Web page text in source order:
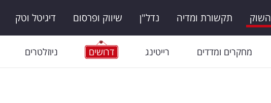
השוק תקשורת ומדיה נדל"ן שיווק ופרסום דיגיטל וטק
מחקרים ומדדים רייטינג דרושים ניוזלטרים